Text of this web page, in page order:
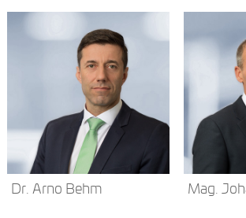
Dr. Arno Behm Mag.